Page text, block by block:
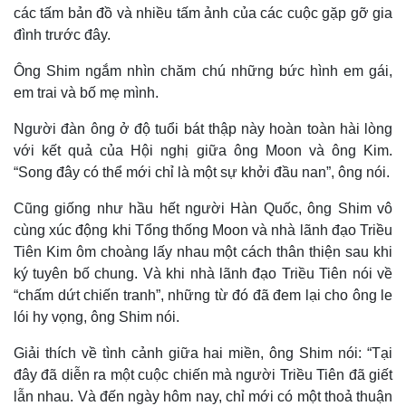
các tấm bản đồ và nhiều tấm ảnh của các cuộc gặp gỡ gia
đình trước đây.
Ông Shim ngắm nhìn chăm chú những bức hình em gái,
em trai và bố mẹ mình.
Người đàn ông ở độ tuổi bát thập này hoàn toàn hài lòng
với kết quả của Hội nghị giữa ông Moon và ông Kim.
“Song đây có thể mới chỉ là một sự khởi đầu nan”, ông nói.
Cũng giống như hầu hết người Hàn Quốc, ông Shim vô
cùng xúc động khi Tổng thống Moon và nhà lãnh đạo Triều
Tiên Kim ôm choàng lấy nhau một cách thân thiện sau khi
ký tuyên bố chung. Và khi nhà lãnh đạo Triều Tiên nói về
“chấm dứt chiến tranh”, những từ đó đã đem lại cho ông le
lói hy vọng, ông Shim nói.
Giải thích về tình cảnh giữa hai miền, ông Shim nói: “Tại
đây đã diễn ra một cuộc chiến mà người Triều Tiên đã giết
lẫn nhau. Và đến ngày hôm nay, chỉ mới có một thoả thuận